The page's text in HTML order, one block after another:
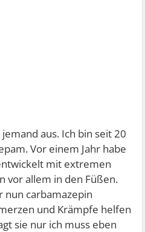
aus. Ich bin seit 20
Vor einem Jahr habe
mit extremen
vor allem in den Füßen.
nun carbamazepin
und Krämpfe helfen
sie nur ich muss eben